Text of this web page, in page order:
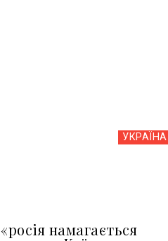
УКРАЇНА
«росія намагається